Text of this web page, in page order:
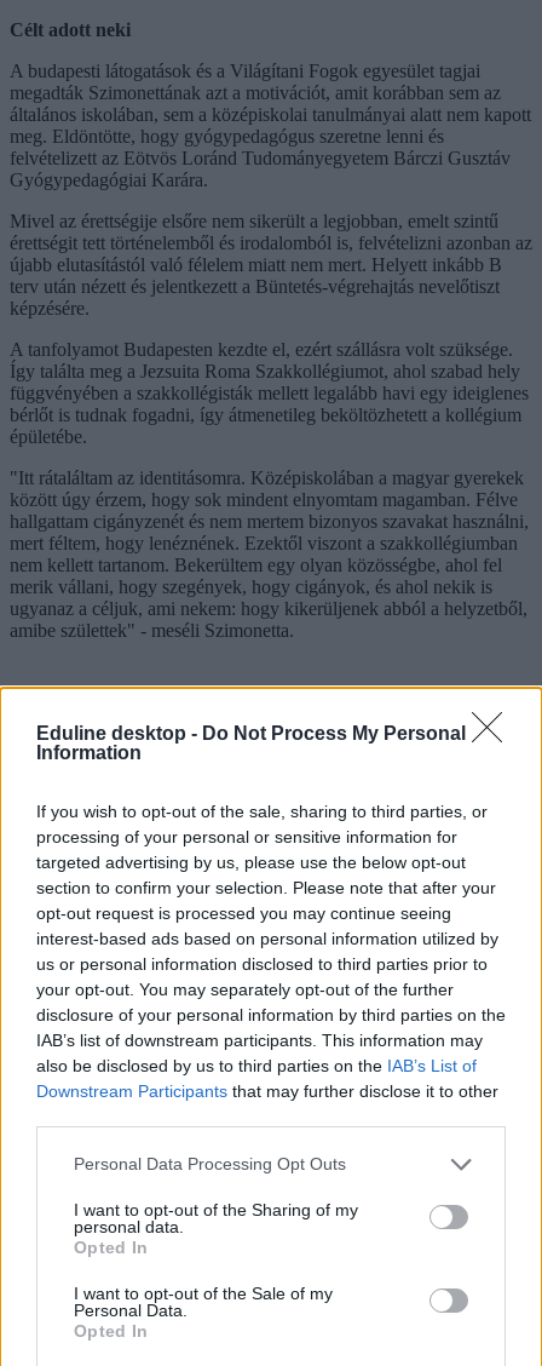
Eduline desktop - Do Not Process My Personal
Information
If you wish to opt-out of the sale, sharing to third parties, or
processing of your personal or sensitive information for
targeted advertising by us, please use the below opt-out
section to confirm your selection. Please note that after your
opt-out request is processed you may continue seeing
interest-based ads based on personal information utilized by
us or personal information disclosed to third parties prior to
your opt-out. You may separately opt-out of the further
disclosure of your personal information by third parties on the
IAB’s list of downstream participants. This information may
also be disclosed by us to third parties on the IAB’s List of
Downstream Participants that may further disclose it to other
Personal Data Processing Opt Outs
I want to opt-out of the Sharing of my
personal data.
Opted In
I want to opt-out of the Sale of my
Personal Data.
Opted In
Célt adott neki
A budapesti látogatások és a Világítani Fogok egyesület tagjai
megadták Szimonettának azt a motivációt, amit korábban sem az
általános iskolában, sem a középiskolai tanulmányai alatt nem kapott
meg. Eldöntötte, hogy gyógypedagógus szeretne lenni és
felvételizett az Eötvös Loránd Tudományegyetem Bárczi Gusztáv
Gyógypedagógiai Karára.
Mivel az érettségije elsőre nem sikerült a legjobban, emelt szintű
érettségit tett történelemből és irodalomból is, felvételizni azonban az
újabb elutasítástól való félelem miatt nem mert. Helyett inkább B
terv után nézett és jelentkezett a Büntetés-végrehajtás nevelőtiszt
képzésére.
A tanfolyamot Budapesten kezdte el, ezért szállásra volt szüksége.
Így találta meg a Jezsuita Roma Szakkollégiumot, ahol szabad hely
függvényében a szakkollégisták mellett legalább havi egy ideiglenes
bérlőt is tudnak fogadni, így átmenetileg beköltözhetett a kollégium
épületébe.
"Itt rátaláltam az identitásomra. Középiskolában a magyar gyerekek
között úgy érzem, hogy sok mindent elnyomtam magamban. Félve
hallgattam cigányzenét és nem mertem bizonyos szavakat használni,
mert féltem, hogy lenéznének. Ezektől viszont a szakkollégiumban
nem kellett tartanom. Bekerültem egy olyan közösségbe, ahol fel
merik vállani, hogy szegények, hogy cigányok, és ahol nekik is
ugyanaz a céljuk, ami nekem: hogy kikerüljenek abból a helyzetből,
amibe születtek" - meséli Szimonetta.
Jónás Szimonetta
Rabbiképző - Zsidó Egyetemre jártak, és ösztönözték arra, hogy a
következő felvételi időszakban jelentkezzen oda szociális munkás
szakra. A kemény munka pedig végre beérni látszott; Szimonettát
felvették az "Orzséra," amiről akkor egyelőre a barátaitól csak
annyit tudott, hogy jó tanárok, jó szakemberek tanítanak az általa
választott képzésen, és hogy kedvezőek a szociális
"Nehezen indult a beilleszkedés, legfőképp azért, mert 18-19 év
után hirtelen egy vidéki kistelepülésről felkerültem Budapestre egy
teljesen más közösségbe, ahol más az életvitel.
Az első félévben nagyon kuka voltam az egyetemhez,
tulajdonképpen nem is tudtam, hogy mi az a szociális
munkás
- mondja a fiatal lány.
A nagyváros "furcsaságai" mellett Szimonettát az egyetemen is
számos egyéb furcsaság érte, például a zsidó felekezetű tanárok és
oktatók öltözködése, hogy shalommal köszönnek, ráadásul azt kérik
megszoknia, és sokáig csókolommal köszönt az oktatóknak, holott
éppen ez számított illetlenségnek.